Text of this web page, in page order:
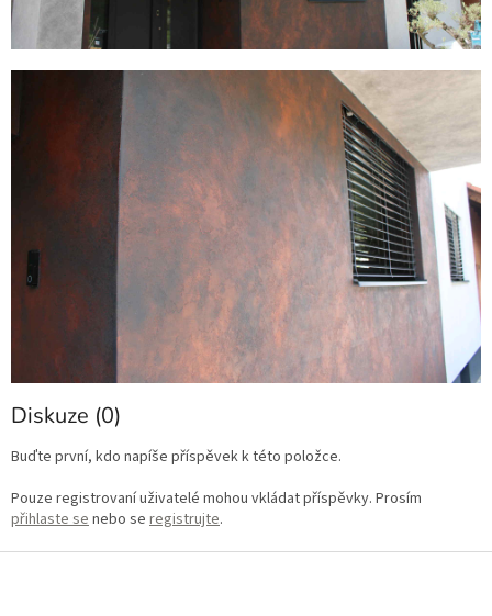
Diskuze (0)
Buďte první, kdo napíše příspěvek k této položce.
Pouze registrovaní uživatelé mohou vkládat příspěvky. Prosím
přihlaste se nebo se registrujte.
Z